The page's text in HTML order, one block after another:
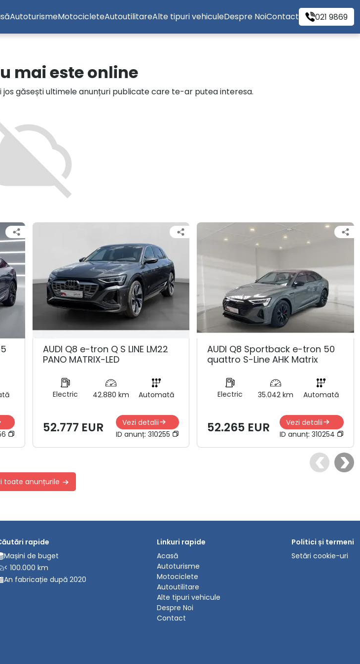
AutoturismeMotocicleteAutoutilitareAlte tipuri vehiculeDespre NoiContact 021 9869
mai este online
jos găsești ultimele anunțuri publicate care te-ar putea interesa.
AUDI Q8 e-tron Q S LINE LM22
PANO MATRIX-LED
Electric 42.880 km Automată
52.777 EUR
Vezi detalii
ID anunț:310255
AUDI Q8 Sportback e-tron 50
quattro S-Line AHK Matrix
Electric 35.042 km Automată
52.265 EUR
Vezi detalii
ID anunț: 310254
toate anunțurile
rapide
Mașini de buget
< 100.000 km
An fabricație după 2020
Linkuri rapide
Acasă
Autoturisme
Motociclete
Autoutilitare
Alte tipuri vehicule
Despre Noi
Contact
Politici și termeni
Setări cookie-uri